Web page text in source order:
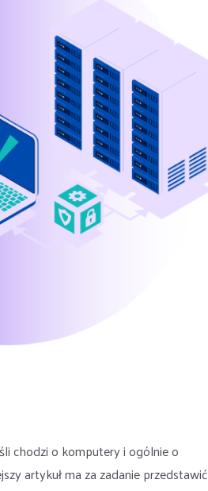
chodzi o komputery i ogólnie o
artykuł ma za zadanie przedstawić